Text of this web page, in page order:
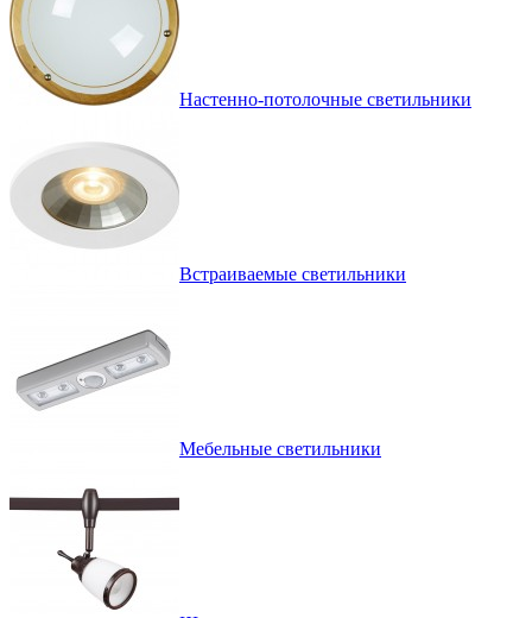
Настенно-потолочные светильники
Встраиваемые светильники
Мебельные светильники